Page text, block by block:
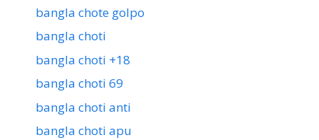
bangla chote golpo
bangla choti
bangla choti +18
bangla choti 69
bangla choti anti
bangla choti apu